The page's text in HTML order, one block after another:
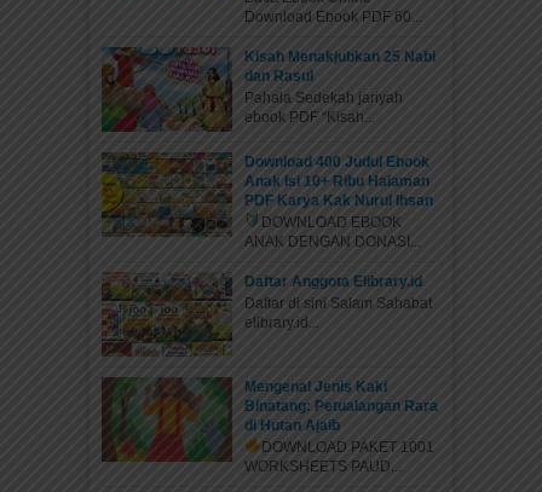
Download Ebook PDF 60...
Kisah Menakjubkan 25 Nabi
dan Rasul
Pahala Sedekah jariyah
ebook PDF “Kisah...
Download 400 Judul Ebook
Anak Isi 10+ Ribu Halaman
PDF Karya Kak Nurul Ihsan
DOWNLOAD EBOOK
ANAK DENGAN DONASI...
Daftar Anggota Elibrary.id
Daftar di sini Salam Sahabat
elibrary.id...
Mengenal Jenis Kaki
Binatang: Petualangan Rara
di Hutan Ajaib
DOWNLOAD PAKET 1001
WORKSHEETS PAUD...